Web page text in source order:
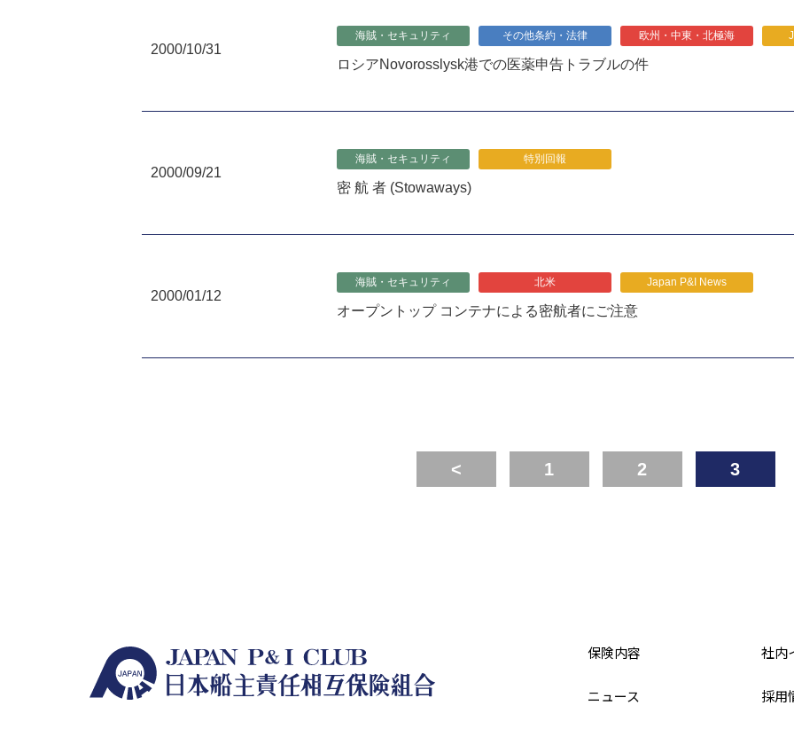
2000/10/31
海賊・セキュリティ その他条約・法律 欧州・中東・北極海
ロシアNovorosslysk港での医薬申告トラブルの件
2000/09/21
海賊・セキュリティ 特別回報
密 航 者 (Stowaways)
2000/01/12
海賊・セキュリティ 北米 Japan P&I News
オープントップ コンテナによる密航者にご注意
< 1 2 3
保険内容 社内
ニュース 採用